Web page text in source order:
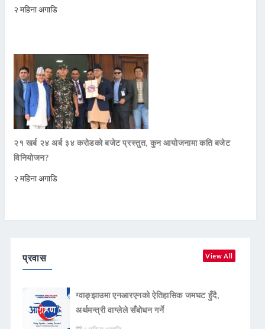
२ महिना अगाडि
२१ खर्ब २४ अर्ब ३४ करोडको बजेट प्रस्तुत, कुन आयोजनामा कति बजेट
विनियोजन?
२ महिना अगाडि
प्रवास View All
ग्वाङ्झाउमा एनआरएनको ऐतिहासिक जमघट हुँदै,
अर्थमन्त्री वाग्लेले सँबोधन गर्ने